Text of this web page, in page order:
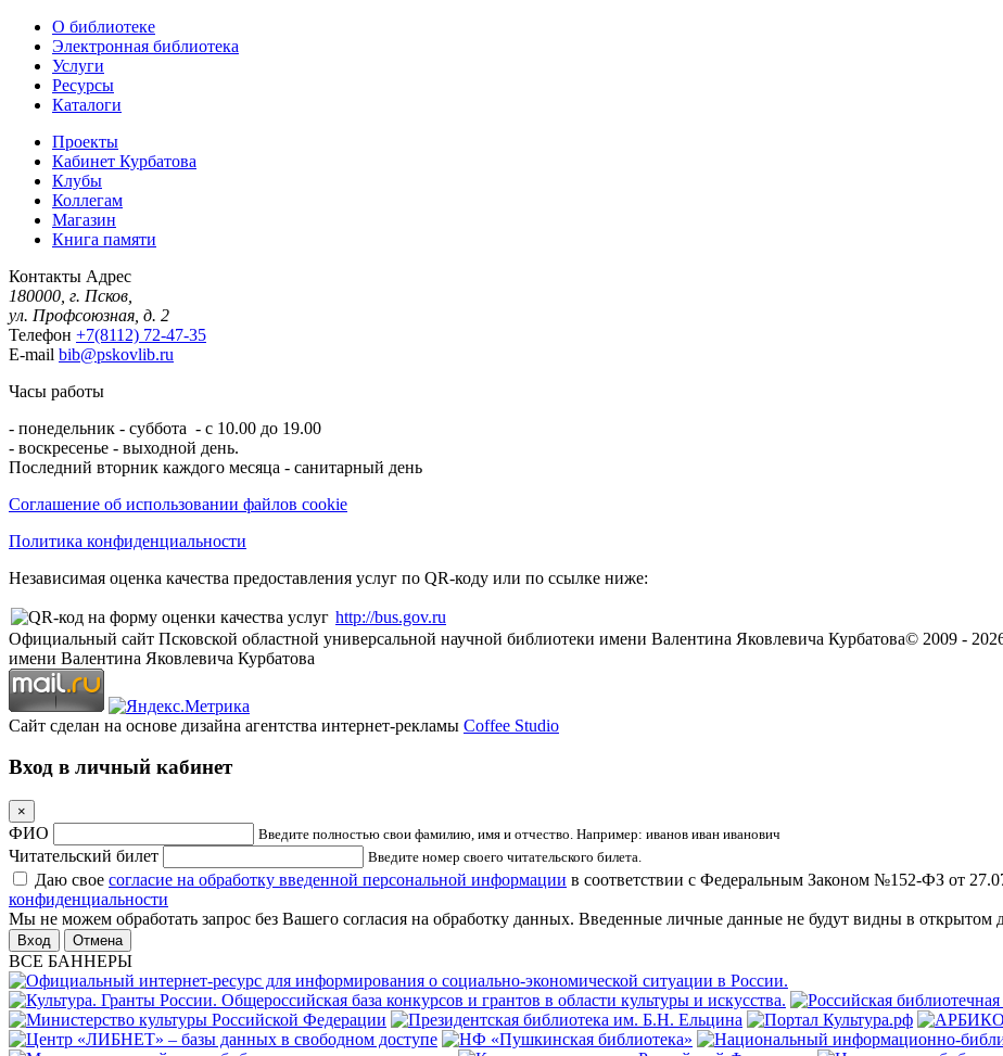
О библиотеке
Электронная библиотека
Услуги
Ресурсы
Каталоги
Проекты
Кабинет Курбатова
Клубы
Коллегам
Магазин
Книга памяти
Контакты Адрес
180000, г. Псков,
ул. Профсоюзная, д. 2
Телефон +7(8112) 72-47-35
E-mail bib@pskovlib.ru
Часы работы
- понедельник - суббота - с 10.00 до 19.00
- воскресенье - выходной день.
Последний вторник каждого месяца - санитарный день
Соглашение об использовании файлов cookie
Политика конфиденциальности
Независимая оценка качества предоставления услуг по QR-коду или по ссылке ниже:
http://bus.gov.ru
Официальный сайт Псковской областной универсальной научной библиотеки имени Валентина Яковлевича Курбатова© 2009 -
имени Валентина Яковлевича Курбатова
Сайт сделан на основе дизайна агентства интернет-рекламы Coffee Studio
Вход в личный кабинет
×
ФИО Введите полностью свои фамилию, имя и отчество. Например: иванов иван иванович
Читательский билет Введите номер своего читательского билета.
Даю свое согласие на обработку введенной персональной информации в соответствии с Федеральным Законом №152-ФЗ от
конфиденциальности
Мы не можем обработать запрос без Вашего согласия на обработку данных. Введенные личные данные не будут видны в открытом
Отмена
ВСЕ БАННЕРЫ